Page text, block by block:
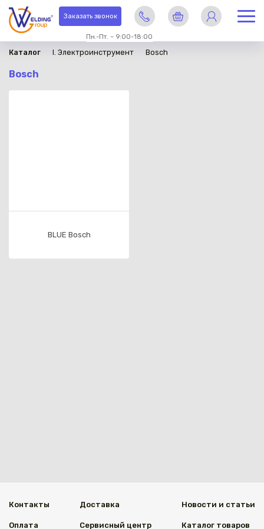
Заказать звонок
Пн.-Пт. – 9:00-18:00
Каталог I. Электроинструмент Bosch
Bosch
BLUE Bosch
Контакты
Оплата
Доставка
Сервисный центр
Новости и статьи
Каталог товаров